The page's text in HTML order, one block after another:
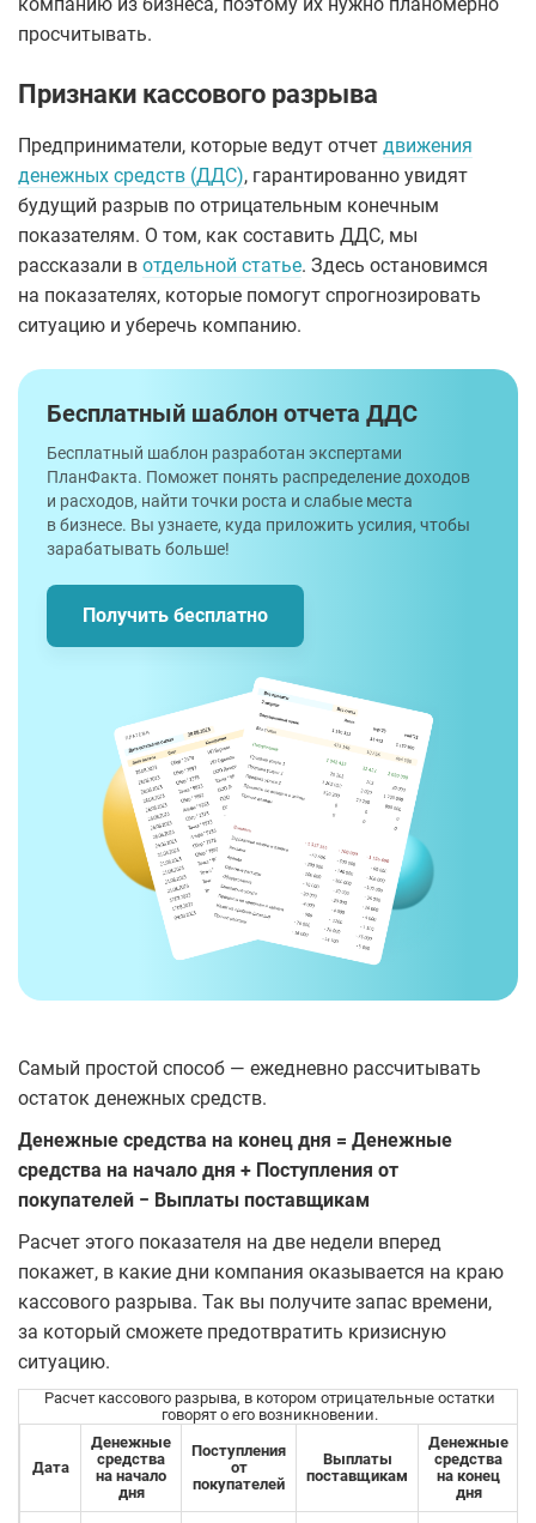
компанию из бизнеса, поэтому их нужно планомерно
просчитывать.
Признаки кассового разрыва
Предприниматели, которые ведут отчет движения
денежных средств (ДДС), гарантированно увидят
будущий разрыв по отрицательным конечным
показателям. О том, как составить ДДС, мы
рассказали в отдельной статье. Здесь остановимся
на показателях, которые помогут спрогнозировать
ситуацию и уберечь компанию.
Бесплатный шаблон отчета ДДС
Бесплатный шаблон разработан экспертами
ПланФакта. Поможет понять распределение доходов
и расходов, найти точки роста и слабые места
в бизнесе. Вы узнаете, куда приложить усилия, чтобы
зарабатывать больше!
Получить бесплатно
Самый простой способ — ежедневно рассчитывать
остаток денежных средств.
Денежные средства на конец дня = Денежные
средства на начало дня + Поступления от
покупателей − Выплаты поставщикам
Расчет этого показателя на две недели вперед
покажет, в какие дни компания оказывается на краю
кассового разрыва. Так вы получите запас времени,
за который сможете предотвратить кризисную
ситуацию.
Расчет кассового разрыва, в котором отрицательные остатки
говорят о его возникновении.
Дата
Денежные
средства
на начало
дня
Поступления
от
покупателей
Выплаты
поставщикам
Денежные
средства
на конец
дня